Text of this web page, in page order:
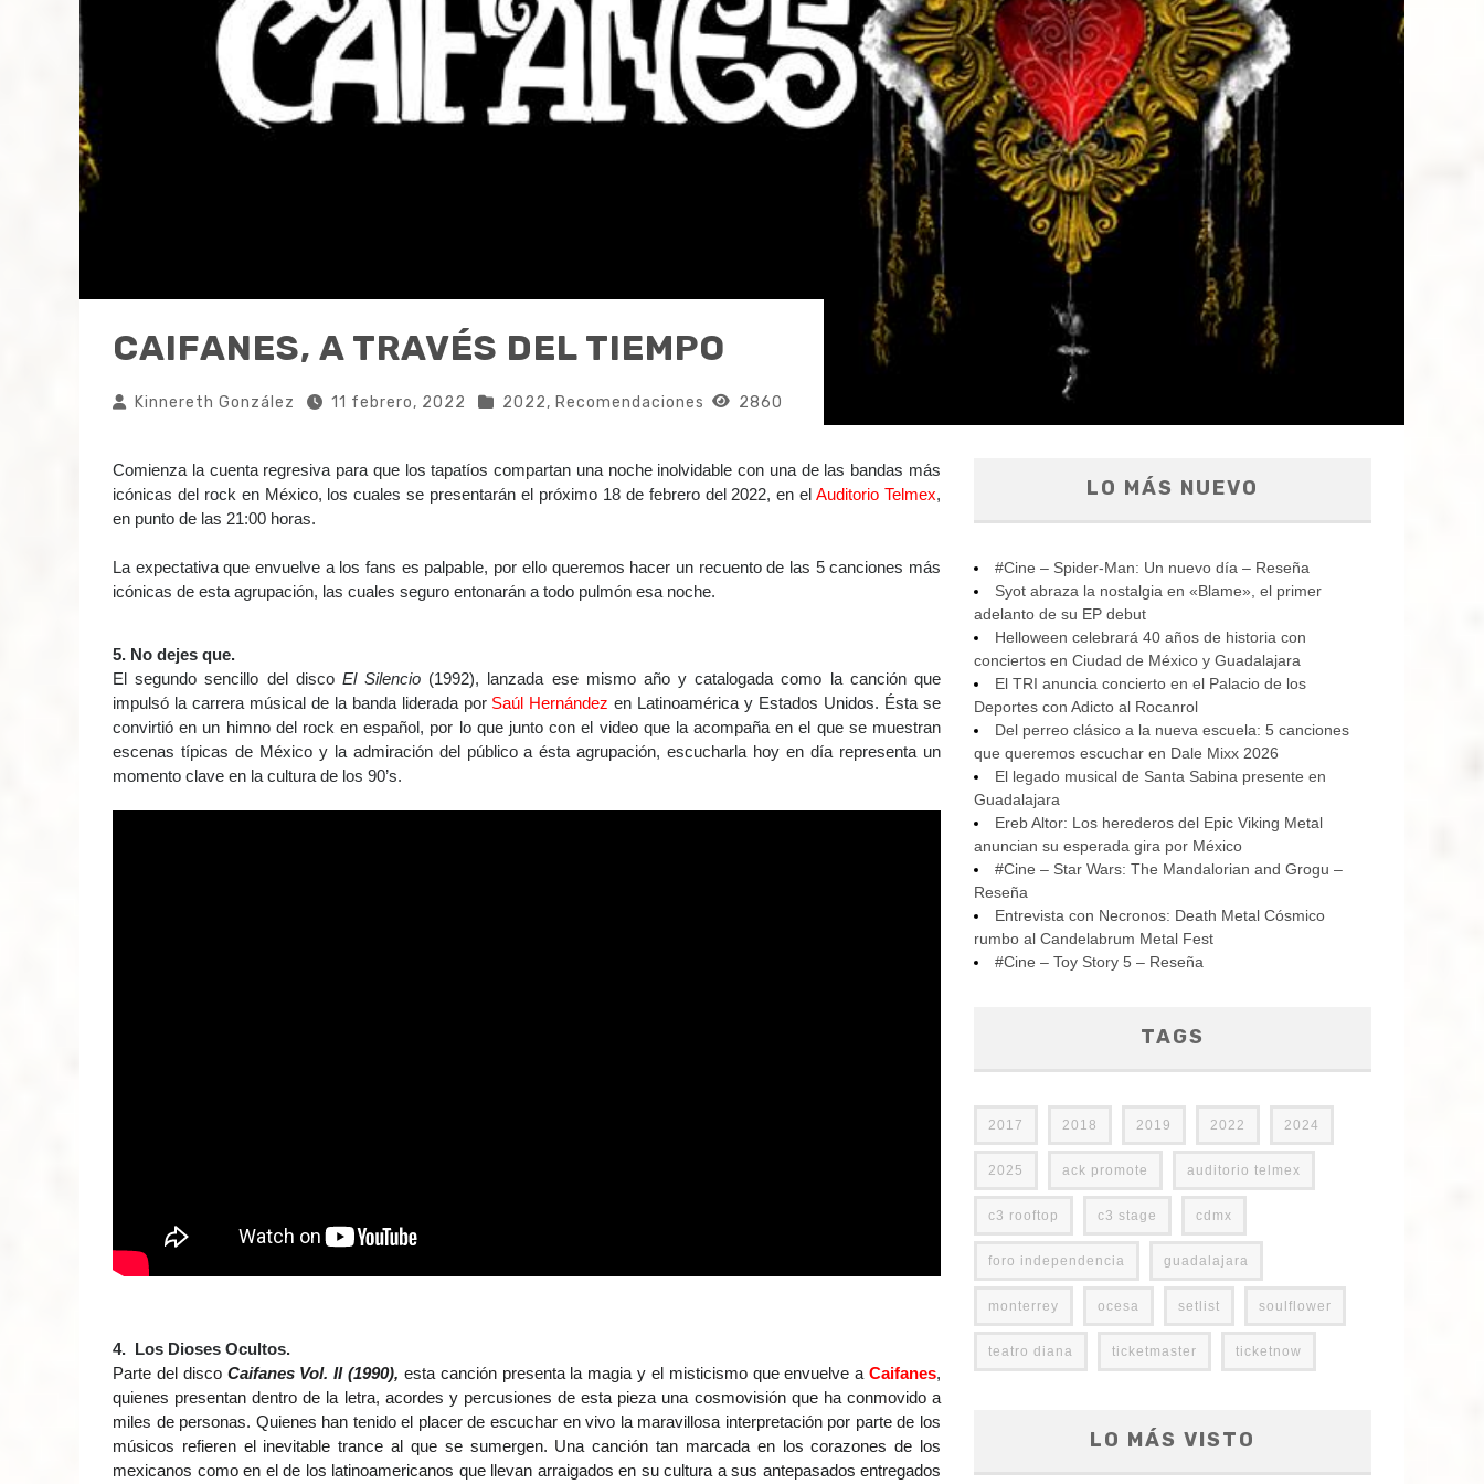
CAIFANES, A TRAVÉS DEL TIEMPO
Kinnereth González 11 febrero, 2022 2022, Recomendaciones 2860
Comienza la cuenta regresiva para que los tapatíos compartan una noche inolvidable con una de las bandas más
icónicas del rock en México, los cuales se presentarán el próximo 18 de febrero del 2022, en elAuditorio Telmex,
en punto de las 21:00 horas.
La expectativa que envuelve a los fans es palpable, por ello queremos hacer un recuento de las 5 canciones más
icónicas de esta agrupación, las cuales seguro entonarán a todo pulmón esa noche.
5. No dejes que.
El segundo sencillo del disco El Silencio (1992), lanzada ese mismo año y catalogada como la canción que
impulsó la carrera músical de la banda liderada por Saúl Hernández en Latinoamérica y Estados Unidos. Ésta se
convirtió en un himno del rock en español, por lo que junto con el video que la acompaña en el que se muestran
escenas típicas de México y la admiración del público a ésta agrupación, escucharla hoy en día representa un
momento clave en la cultura de los 90’s.
4. Los Dioses Ocultos.
Parte del disco Caifanes Vol. II (1990), esta canción presenta la magia y el misticismo que envuelve aCaifanes,
quienes presentan dentro de la letra, acordes y percusiones de esta pieza una cosmovisión que ha conmovido a
miles de personas. Quienes han tenido el placer de escuchar en vivo la maravillosa interpretación por parte de los
músicos refieren el inevitable trance al que se sumergen. Una canción tan marcada en los corazones de los
mexicanos como en el de los latinoamericanos que llevan arraigados en su cultura a sus antepasados entregados
LO MÁS NUEVO
#Cine – Spider-Man: Un nuevo día – Reseña
Syot abraza la nostalgia en «Blame», el primer
adelanto de su EP debut
Helloween celebrará 40 años de historia con
conciertos en Ciudad de México y Guadalajara
El TRI anuncia concierto en el Palacio de los
Deportes con Adicto al Rocanrol
Del perreo clásico a la nueva escuela: 5 canciones
que queremos escuchar en Dale Mixx 2026
El legado musical de Santa Sabina presente en
Guadalajara
Ereb Altor: Los herederos del Epic Viking Metal
anuncian su esperada gira por México
#Cine – Star Wars: The Mandalorian and Grogu –
Reseña
Entrevista con Necronos: Death Metal Cósmico
rumbo al Candelabrum Metal Fest
#Cine – Toy Story 5 – Reseña
TAGS
2017 2018 2019 2022 2024
2025 ack promote auditorio telmex
c3 rooftop c3 stage cdmx
foro independencia guadalajara
monterrey ocesa setlist soulflower
teatro diana ticketmaster ticketnow
LO MÁS VISTO